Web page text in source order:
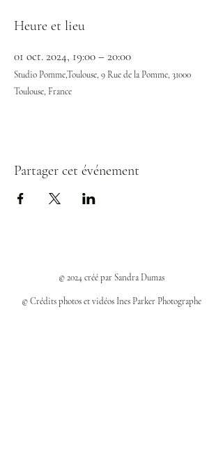
Heure et lieu
01 oct. 2024, 19:00 – 20:00
Studio Pomme,Toulouse, 9 Rue de la Pomme, 31000
Toulouse, France
Partager cet événement
© 2024 créé par Sandra Dumas
© Crédits photos et vidéos Ines Parker Photographe